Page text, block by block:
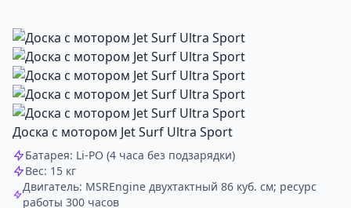
Доска с мотором Jet Surf Ultra Sport
Батарея: Li-PO (4 часа без подзарядки)
Вес: 15 кг
Двигатель: MSREngine двухтактный 86 куб. см; ресурс
работы 300 часов